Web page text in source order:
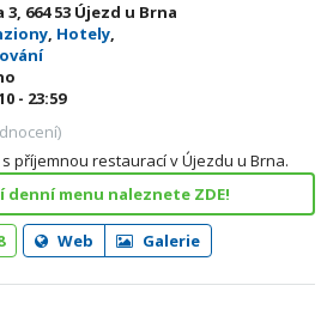
3, 664 53 Újezd u Brna
, Hotely,
- 23:59
příjemnou restaurací v Újezdu u Brna.
menu naleznete ZDE!
Web Galerie